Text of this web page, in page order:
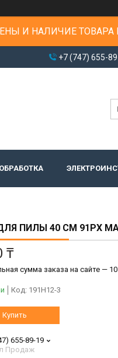
И НАЛИЧИЕ
+7 (747) 655-
ПИЛЫ 40 СМ 91PX
₸
сумма заказа на сайте — 10
Код: 191H12-3
Купить
655-89-19
Продаж